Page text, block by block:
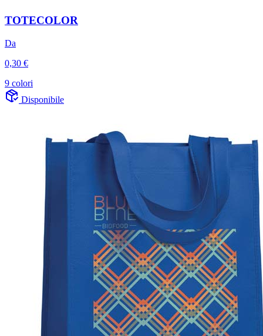
TOTECOLOR
Da
0,30 €
9 colori
Disponibile